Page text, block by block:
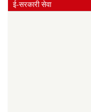
ई-सरकारी सेवा